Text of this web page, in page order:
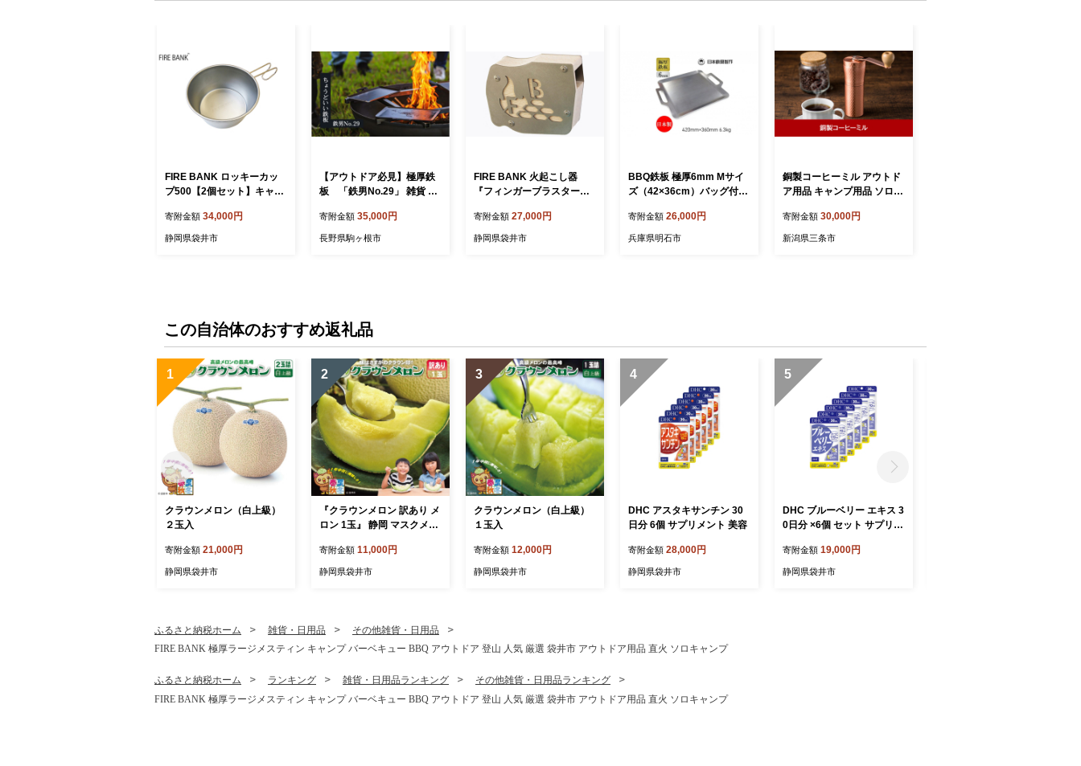
FIRE BANK ロッキーカッ
プ500【2個セット】キャン
キャンプ アウトドア 登山
キャンプ飯 人気 厳選 袋井
寄附金額 34,000円
静岡県袋井市
【アウトドア必見】極厚鉄
板 「鉄男No.29」 雑貨 日
寄附金額 35,000円
長野県駒ヶ根市
FIRE BANK 火起こし器
『フィンガーブラスター』
火 アウトドア 登山 ファイ
ヤー 人気 厳選 袋井市 アウ
寄附金額 27,000円
静岡県袋井市
BBQ鉄板 極厚6mm Mサイ
ズ（42×36cm）バッグ付き
ー 鉄板 アウトドア キャン
プ ] 雑貨 日用品
寄附金額 26,000円
兵庫県明石市
銅製コーヒーミル アウトド
ア用品 キャンプ用品 ソロキ
ミル【021P002】
寄附金額 30,000円
新潟県三条市
この自治体のおすすめ返礼品
1
クラウンメロン（白上級）
２玉入
寄附金額 21,000円
静岡県袋井市
2
『クラウンメロン 訳あり メ
ロン 1玉』 静岡 マスクメロ
ト
寄附金額 11,000円
静岡県袋井市
3
クラウンメロン（白上級）
１玉入
寄附金額 12,000円
静岡県袋井市
4
DHC アスタキサンチン 30
日分 6個 サプリメント 美容
寄附金額 28,000円
静岡県袋井市
5
DHC ブルーベリー エキス 3
0日分 ×6個 セット サプリ
エキス ビルベリー アントシ
アニン ルテイン マリーゴー
寄附金額 19,000円
静岡県袋井市
ふるさと納税ホーム 雑貨・日用品
その他雑貨・日用品
FIRE BANK 極厚ラージメスティン キャンプ バーベキュー BBQ アウトドア 登山 人気 厳選 袋井市 アウトドア用品 直火 ソロキャンプ
ふるさと納税ホーム ランキング 雑貨・日用品ランキング
その他雑貨・日用品ランキング
FIRE BANK 極厚ラージメスティン キャンプ バーベキュー BBQ アウトドア 登山 人気 厳選 袋井市 アウトドア用品 直火 ソロキャンプ